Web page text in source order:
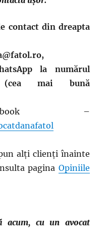
contact din dreapta
la numărul
(cea mai bună
–
alți clienți înainte
pagina Opiniile
acum, cu un avocat